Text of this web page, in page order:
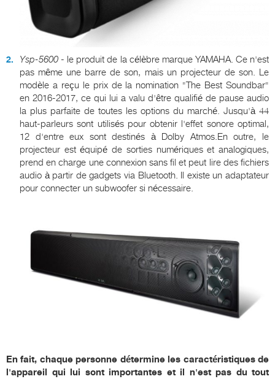
Ysp-5600 - le produit de la célèbre marque YAMAHA. Ce n'est
pas même une barre de son, mais un projecteur de son. Le
modèle a reçu le prix de la nomination "The Best Soundbar"
en 2016-2017, ce qui lui a valu d'être qualifié de pause audio
la plus parfaite de toutes les options du marché. Jusqu'à 44
haut-parleurs sont utilisés pour obtenir l'effet sonore optimal,
12 d'entre eux sont destinés à Dolby Atmos.En outre, le
projecteur est équipé de sorties numériques et analogiques,
prend en charge une connexion sans fil et peut lire des fichiers
audio à partir de gadgets via Bluetooth. Il existe un adaptateur
pour connecter un subwoofer si nécessaire.
En fait, chaque personne détermine les caractéristiques de
l'appareil qui lui sont importantes et il n'est pas du tout